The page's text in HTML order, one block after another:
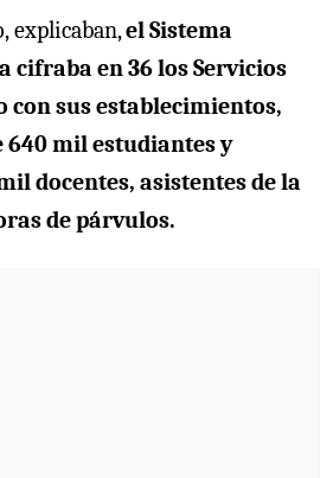
explicaban,el Sistema
cifraba en 36 los Servicios
con sus establecimientos,
640 mil estudiantes y
docentes, asistentes de la
de párvulos.